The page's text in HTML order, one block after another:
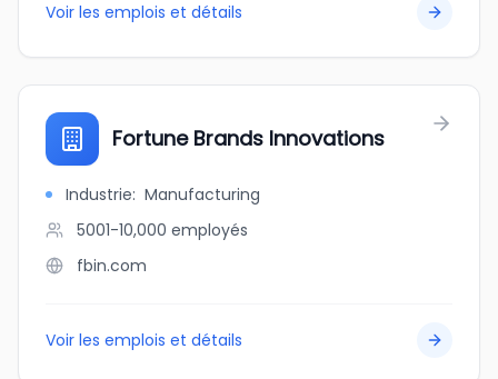
Voir les emplois et détails
Fortune Brands Innovations
Industrie: Manufacturing
5001-10,000 employés
fbin.com
Voir les emplois et détails